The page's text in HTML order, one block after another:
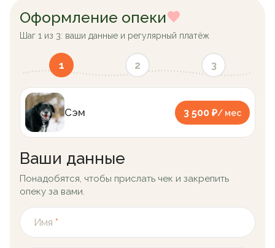
Оформление опеки
Шаг 1 из 3: ваши данные и регулярный платёж
1 2 3
Сэм 3 500 ₽/ мес
Ваши данные
Понадобятся, чтобы прислать чек и закрепить
опеку за вами.
Имя *